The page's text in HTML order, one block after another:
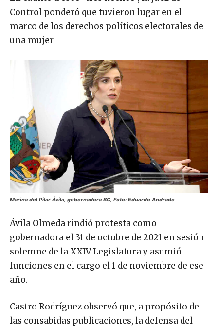
Control ponderó que tuvieron lugar en el
marco de los derechos políticos electorales de
una mujer.
Marina del Pilar Ávila, gobernadora BC, Foto: Eduardo Andrade
Ávila Olmeda rindió protesta como
gobernadora el 31 de octubre de 2021 en sesión
solemne de la XXIV Legislatura y asumió
funciones en el cargo el 1 de noviembre de ese
año.
Castro Rodríguez observó que, a propósito de
las consabidas publicaciones, la defensa del